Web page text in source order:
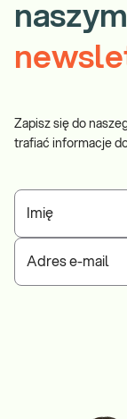
naszym
Zapisz się do
trafiać informacje
Imię
Adres e-mail